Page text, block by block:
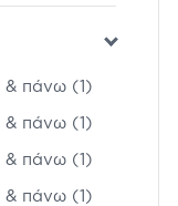
& πάνω (1)
& πάνω (1)
& πάνω (1)
& πάνω (1)